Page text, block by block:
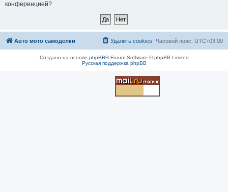
конференцией?
Авто мото самоделки Часовой пояс: UTC+03:00
Удалить cookies
Создано на основе phpBB® Forum Software © phpBB Limited
Русская поддержка phpBB